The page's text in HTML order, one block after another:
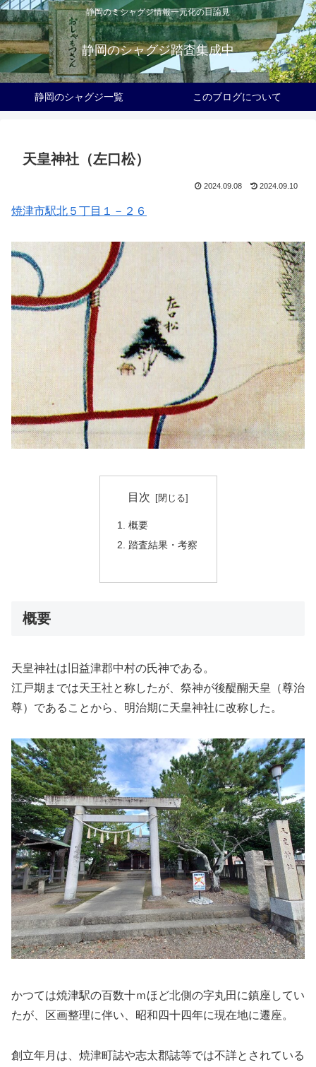
静岡のミシャグジ情報一元化の目論見
静岡のシャグジ踏査集成中
静岡のシャグジ一覧 このブログについて
天皇神社（左口松）
2024.09.08 2024.09.10
焼津市駅北５丁目１－２６
目次
概要
踏査結果・考察
概要
天皇神社は旧益津郡中村の氏神である。
江戸期までは天王社と称したが、祭神が後醍醐天皇（尊治
尊）であることから、明治期に天皇神社に改称した。
かつては焼津駅の百数十ｍほど北側の字丸田に鎮座してい
たが、区画整理に伴い、昭和四十四年に現在地に遷座。
創立年月は、焼津町誌や志太郡誌等では不詳とされている